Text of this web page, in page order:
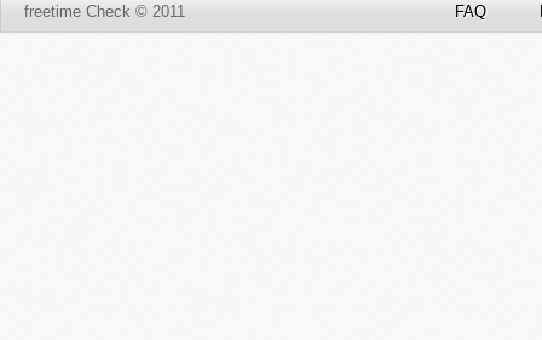
freetime Check © 2011 FAQ